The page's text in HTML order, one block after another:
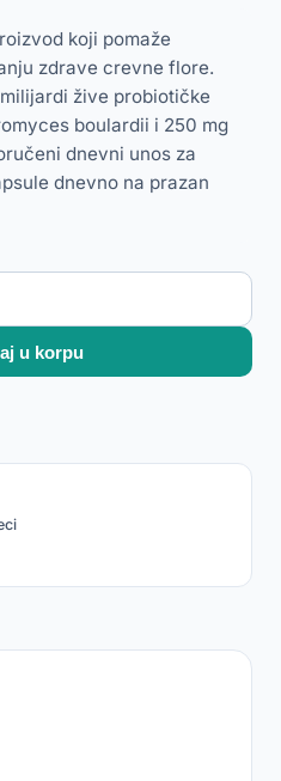
koji pomaže
zdrave crevne flore.
žive probiotičke
boulardii i 250 mg
dnevni unos za
dnevno na prazan
u korpu